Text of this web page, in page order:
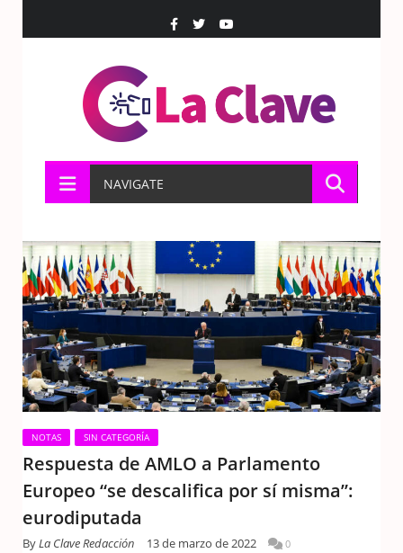
NAVIGATE
NOTAS SIN CATEGORÍA
Respuesta de AMLO a Parlamento
Europeo “se descalifica por sí misma”:
eurodiputada
ByLa Clave Redacción 13 de marzo de 2022 0